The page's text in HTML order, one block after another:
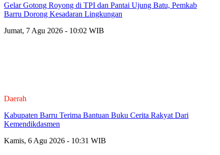
Gelar Gotong Royong di TPI dan Pantai Ujung Batu, Pemkab
Barru Dorong Kesadaran Lingkungan
Jumat, 7 Agu 2026 - 10:02 WIB
Daerah
Kabupaten Barru Terima Bantuan Buku Cerita Rakyat Dari
Kemendikdasmen
Kamis, 6 Agu 2026 - 10:31 WIB